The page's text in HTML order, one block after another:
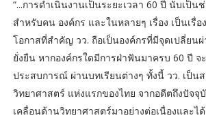
“...การดำเนินงานเป็นระยะเวลา 60 ปี นับเป็น
สำหรับคน องค์กร และในหลายๆ เรื่อง เป็นเรื่
โอกาสที่สำคัญ วว. ถือเป็นองค์กรที่มีจุดเปลี่ยน
ยั่งยืน หากองค์กรใดมีการฝ่าฟันมาครบ 60 ปี จ
ประสบการณ์ ผ่านบทเรียนต่างๆ ทั้งนี้ วว. เป็น
วิทยาศาสตร์ แห่งแรกของไทย จากอดีตถึงปัจจุ
เคลื่อนด้านวิทยาศาสตร์มาอย่างต่อเนื่องและไ